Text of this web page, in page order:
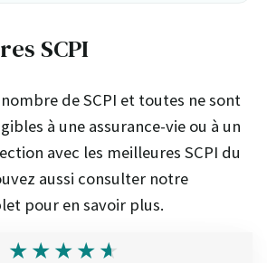
SCPI
de SCPI et toutes ne sont
à une assurance-vie ou à un
avec les meilleures SCPI du
aussi consulter notre
pour en savoir plus.